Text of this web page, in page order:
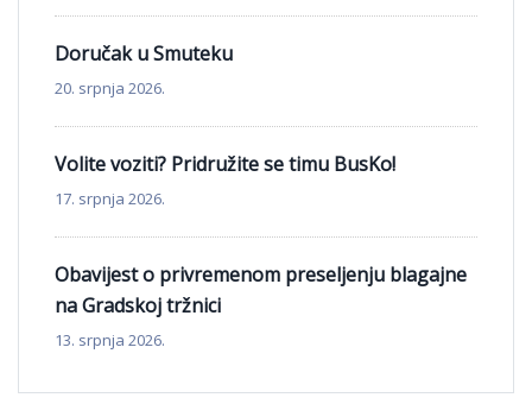
Doručak u Smuteku
20. srpnja 2026.
Volite voziti? Pridružite se timu BusKo!
17. srpnja 2026.
Obavijest o privremenom preseljenju blagajne
na Gradskoj tržnici
13. srpnja 2026.